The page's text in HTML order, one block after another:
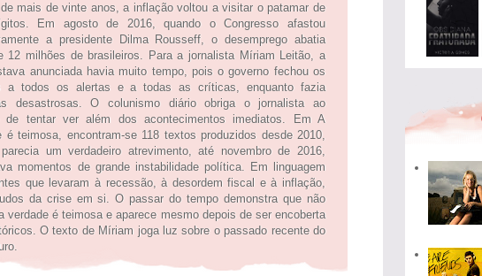
de mais de vinte anos, a inflação voltou a visitar o patamar de
Em agosto de 2016, quando o Congresso afastou
a presidente Dilma Rousseff, o desemprego abatia
12 milhões de brasileiros. Para a jornalista Míriam Leitão, a
anunciada havia muito tempo, pois o governo fechou os
a todos os alertas e a todas as críticas, enquanto fazia
desastrosas. O colunismo diário obriga o jornalista ao
de tentar ver além dos acontecimentos imediatos. Em A
é teimosa, encontram-se 118 textos produzidos desde 2010,
um verdadeiro atrevimento, até novembro de 2016,
momentos de grande instabilidade política. Em linguagem
que levaram à recessão, à desordem fiscal e à inflação,
da crise em si. O passar do tempo demonstra que não
verdade é teimosa e aparece mesmo depois de ser encoberta
O texto de Míriam joga luz sobre o passado recente do